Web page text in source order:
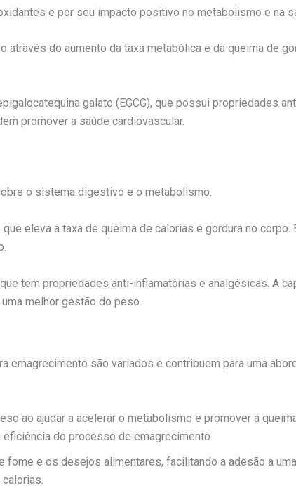
e por seu impacto positivo no metabolismo e na
através do aumento da taxa metabólica e da queima de
galato (EGCG), que possui propriedades
promover a saúde cardiovascular.
o sistema digestivo e o metabolismo.
eleva a taxa de queima de calorias e gordura no
tem propriedades anti-inflamatórias e analgésicas. A
melhor gestão do peso.
são variados e contribuem para uma
ao ajudar a acelerar o metabolismo e promover a
do processo de emagrecimento.
fome e os desejos alimentares, facilitando a adesão a